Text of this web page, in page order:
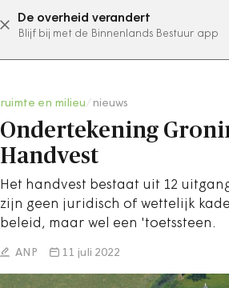
De overheid verandert
Blijf bij met de Binnenlands Bestuur app
abonneer nu
ruimte en milieu nieuws
Ondertekening
Handvest
Het handvest bestaat uit 12
zijn geen juridisch of wettelijk
beleid, maar wel een 'toetssteen.
ANP 11 juli 2022